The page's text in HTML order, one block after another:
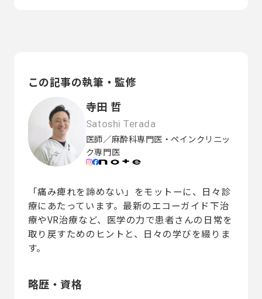
この記事の執筆・監修
寺田 哲
Satoshi Terada
医師／麻酔科専門医・ペインクリニッ
ク専門医
「痛み痺れを諦めない」をモットーに、日々診
療にあたっています。最新のエコーガイド下治
療やVR治療など、医学の力で患者さんの日常を
取り戻すためのヒントと、日々の学びを綴りま
す。
略歴・資格